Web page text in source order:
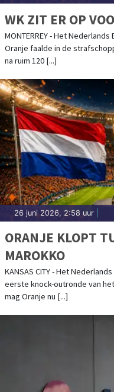
WK ZIT ER OP
MONTERREY - Het
Oranje faalde in de
na ruim 120 [...]
26 juni 2026, 2:58 uur
ORANJE KLOPT
MAROKKO
KANSAS CITY - Het
eerste knock-outronde van
mag Oranje nu [...]